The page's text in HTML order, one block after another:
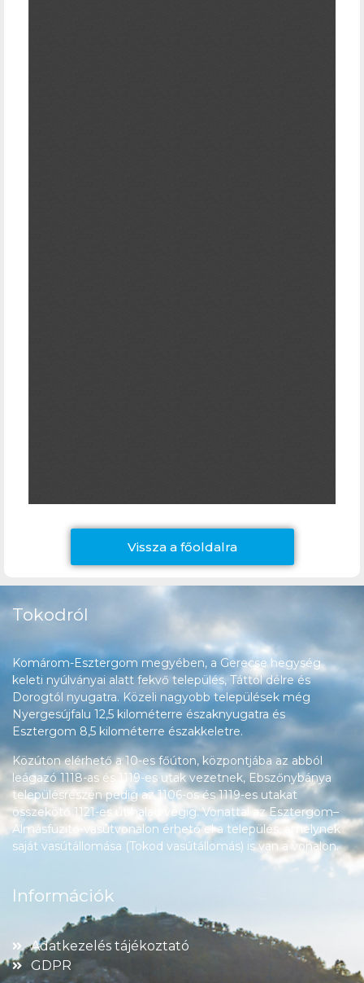
Vissza a főoldalra
Tokodról
Komárom-Esztergom megyében, a Gerecse hegység
keleti nyúlványai alatt fekvő település, Táttól délre és
Dorogtól nyugatra. Közeli nagyobb települések még
Nyergesújfalu 12,5 kilométerre északnyugatra és
Esztergom 8,5 kilométerre északkeletre.
Közúton elérhető a 10-es főúton, központjába az abból
leágazó 1118-as és 1119-es utak vezetnek, Ebszőnybánya
településrészén pedig az 1106-os és 1119-es utakat
összekötő 1121-es út halad végig. Vonattal az Esztergom–
Almásfüzitő-vasútvonalon érhető el a település, amelynek
saját vasútállomása (Tokod vasútállomás) is van a vonalon.
Információk
Adatkezelés tájékoztató
GDPR